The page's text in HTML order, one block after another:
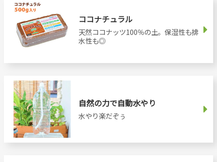
ココナチュラル
天然ココナッツ100％の土。保湿性も排
水性も◎
自然の力で自動水やり
水やり楽だぞぅ